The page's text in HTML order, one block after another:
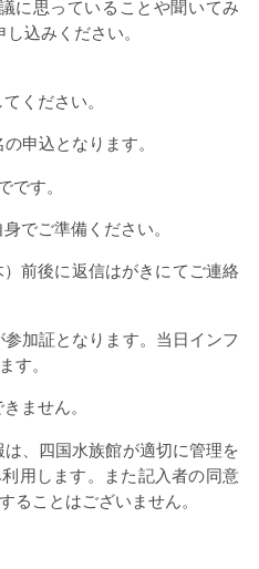
に思っていることや聞いてみ
込みください。
ください。
の申込となります。
です。
でご準備ください。
）前後に返信はがきにてご連絡
加証となります。当日インフ
す。
ません。
、四国水族館が適切に管理を
用します。また記入者の同意
ることはございません。